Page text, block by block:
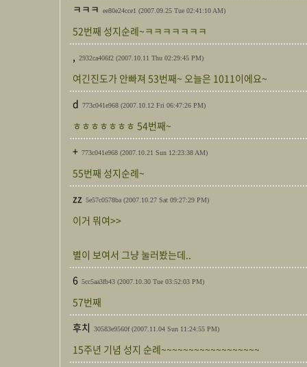
ㅋㅋㅋ
ee80e24cce1 (2007.09.25 Tue 02:41:10 AM)
52번째 성지순례~ㅋㅋㅋㅋㅋㅋㅋ
, 2932ca406f2 (2007.10.11 Thu 02:29:45 PM)
여긴진도가 안빠져 53번째~ 오늘은 1011이에요~
d 773c041e968 (2007.10.12 Fri 06:47:26 PM)
ㅎㅎㅎㅎㅎㅎㅎ 54번째~
+ 773c041e968 (2007.10.21 Sun 12:23:38 AM)
55번째 성지순례~
zz 5e57c0578ba (2007.10.27 Sat 09:27:29 PM)
이거 뭐여>>
별이 보여서 그냥 눌러봤는데..
6 5cc5aa3fb43 (2007.10.30 Tue 03:52:03 PM)
57번째
후치
30583e9560f (2007.11.04 Sun 11:24:55 PM)
15주년 기념 성지 순례~~~~~~~~~~~~~~~~~~